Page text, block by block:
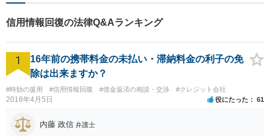
信用情報回復の法律Q&Aランキング
1
16年前の携帯料金の未払い・滞納料金の利子の免
除は出来ますか？
#時効の援用 #信用情報回復 #借金返済の相談・交渉 #クレジット会社
2018年4月5日 役にたった 61
内藤 政信 弁護士